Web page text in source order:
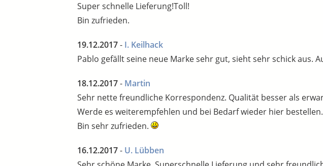
Super schnelle Lieferung!Toll!
Bin zufrieden.
19.12.2017- I. Keilhack
Pablo gefällt seine neue Marke sehr gut, sieht sehr schick aus.
18.12.2017- Martin
Sehr nette freundliche Korrespondenz. Qualität besser als
Werde es weiterempfehlen und bei Bedarf wieder hier bestellen.
Bin sehr zufrieden.
16.12.2017- U. Lübben